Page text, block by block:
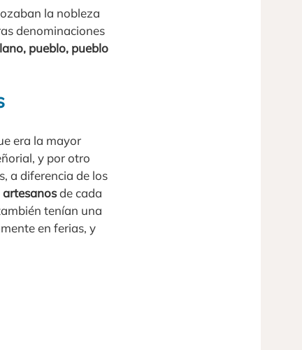
la nobleza
denominaciones
pueblo, pueblo
era la mayor
y por otro
a diferencia de los
artesanosde cada
tenían una
en ferias, y